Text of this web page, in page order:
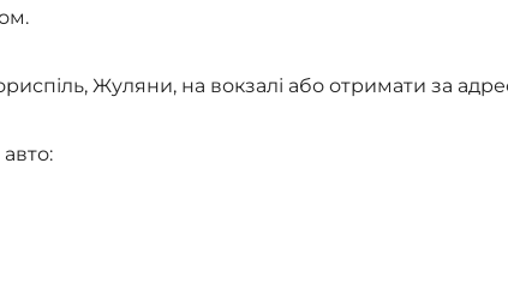
Жуляни, на вокзалі або отримати за